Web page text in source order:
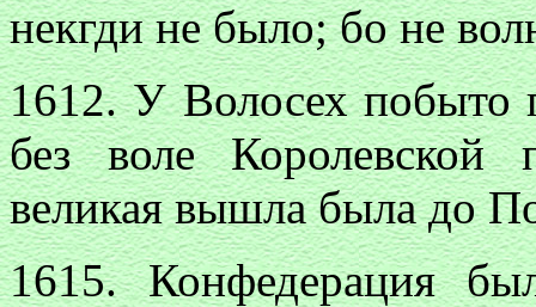
некгди не было; бо не
1612. У Волосех побыто
без воле Королевской
великая вышла была до
1615. Конфедерация